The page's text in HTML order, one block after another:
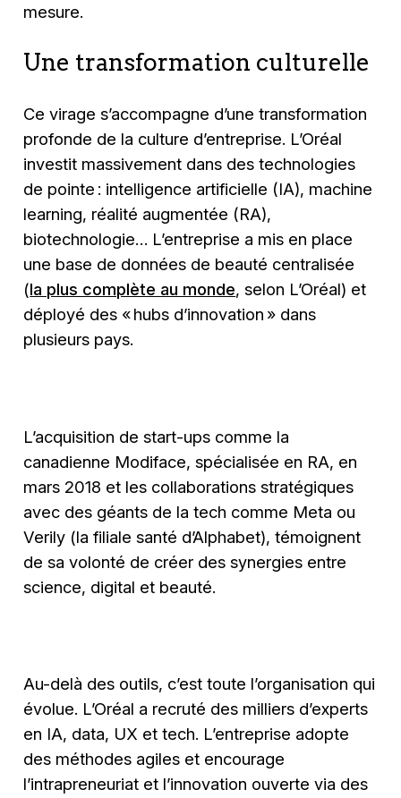
mesure.
Une transformation culturelle
Ce virage s’accompagne d’une transformation
profonde de la culture d’entreprise. L’Oréal
investit massivement dans des technologies
de pointe : intelligence artificielle (IA), machine
learning, réalité augmentée (RA),
biotechnologie… L’entreprise a mis en place
une base de données de beauté centralisée
(la plus complète au monde, selon L’Oréal) et
déployé des « hubs d’innovation » dans
plusieurs pays.
L’acquisition de start-ups comme la
canadienne Modiface, spécialisée en RA, en
mars 2018 et les collaborations stratégiques
avec des géants de la tech comme Meta ou
Verily (la filiale santé d’Alphabet), témoignent
de sa volonté de créer des synergies entre
science, digital et beauté.
Au-delà des outils, c’est toute l’organisation qui
évolue. L’Oréal a recruté des milliers d’experts
en IA, data, UX et tech. L’entreprise adopte
des méthodes agiles et encourage
l’intrapreneuriat et l’innovation ouverte via des